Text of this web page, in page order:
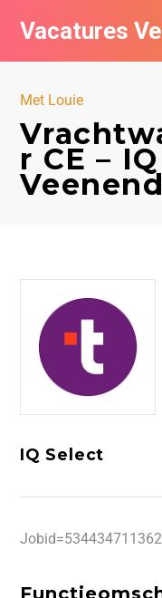
Vacatures
Met Louie
r CE –
IQ Select
Vacatures per